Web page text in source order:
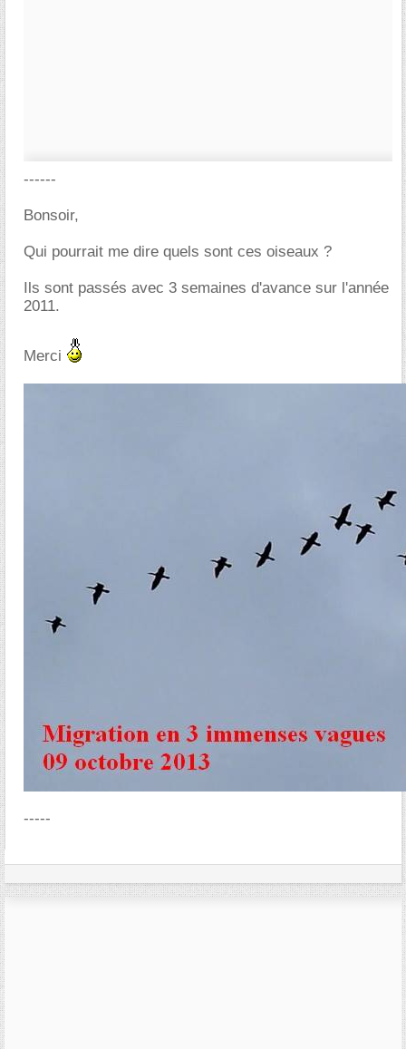
------
Bonsoir,
Qui pourrait me dire quels sont ces oiseaux ?
Ils sont passés avec 3 semaines d'avance sur l'année
2011.
Merci
-----